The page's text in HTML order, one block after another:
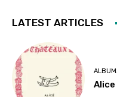
LATEST ARTICLES